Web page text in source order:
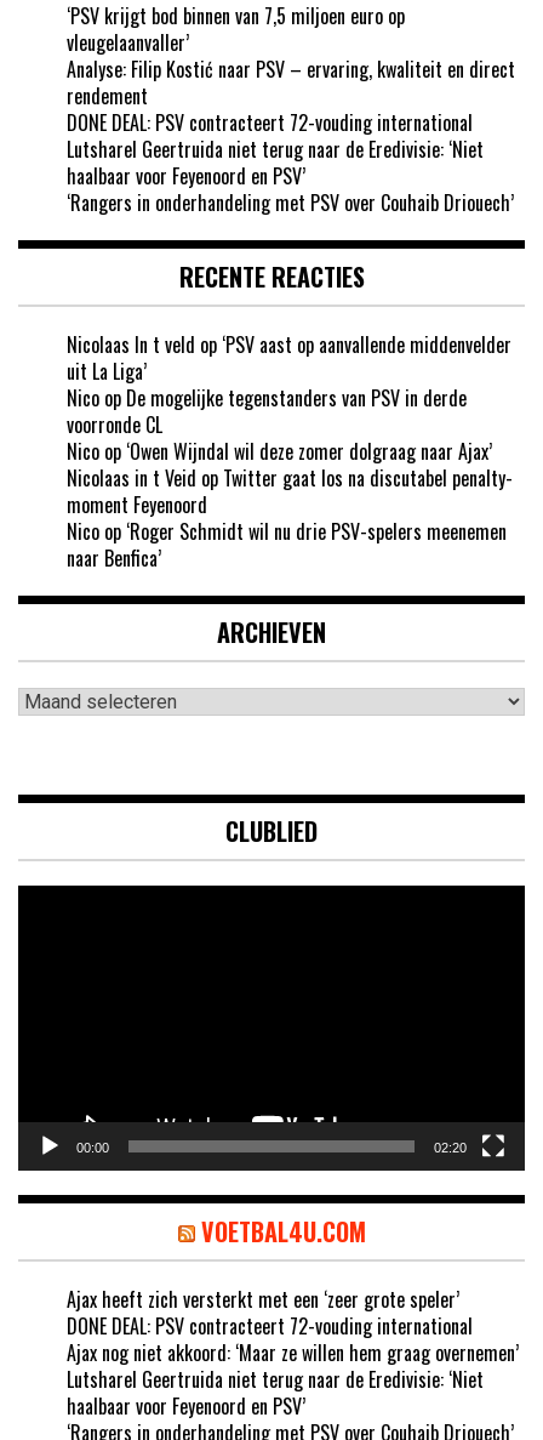
‘PSV krijgt bod binnen van 7,5 miljoen euro op
vleugelaanvaller’
Analyse: Filip Kostić naar PSV – ervaring, kwaliteit en direct
rendement
DONE DEAL: PSV contracteert 72-vouding international
Lutsharel Geertruida niet terug naar de Eredivisie: ‘Niet
haalbaar voor Feyenoord en PSV’
‘Rangers in onderhandeling met PSV over Couhaib Driouech’
RECENTE REACTIES
Nicolaas In t veld op ‘PSV aast op aanvallende middenvelder
uit La Liga’
Nico op De mogelijke tegenstanders van PSV in derde
voorronde CL
Nico op ‘Owen Wijndal wil deze zomer dolgraag naar Ajax’
Nicolaas in t Veid op Twitter gaat los na discutabel penalty-
moment Feyenoord
Nico op ‘Roger Schmidt wil nu drie PSV-spelers meenemen
naar Benfica’
ARCHIEVEN
Archieven
CLUBLIED
00:00 02:20
VOETBAL4U.COM
Ajax heeft zich versterkt met een ‘zeer grote speler’
DONE DEAL: PSV contracteert 72-vouding international
Ajax nog niet akkoord: ‘Maar ze willen hem graag overnemen’
Lutsharel Geertruida niet terug naar de Eredivisie: ‘Niet
haalbaar voor Feyenoord en PSV’
‘Rangers in onderhandeling met PSV over Couhaib Driouech’